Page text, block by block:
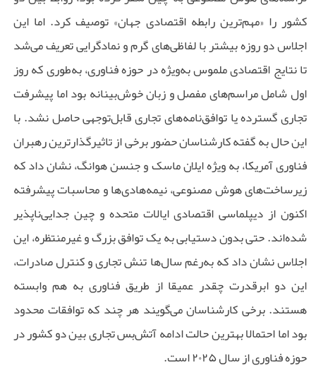
کشور را «مهم‌ترین رابطه اقتصادی جهان» توصیف کرد. اما این
اجلاس دو روزه بیشتر با لفاظی‌های گرم و نمادگرایی تعریف می‌شد
تا نتایج اقتصادی ملموس به‌ویژه در حوزه فناوری، به‌طوری که روز
اول شامل مراسم‌های مفصل و زبان خوش‌بینانه بود اما پیشرفت
تجاری گسترده یا توافق‌نامه‌های تجاری قابل‌توجهی حاصل نشد. با
این حال به گفته کارشناسان حضور برخی از تاثیرگذارترین رهبران
فناوری آمریکا، به ویژه ایلان ماسک و جنسن هوانگ، نشان داد که
زیرساخت‌های هوش مصنوعی، نیمه‌هادی‌ها و محاسبات پیشرفته
اکنون از دیپلماسی اقتصادی ایالات متحده و چین جدایی‌ناپذیر
شده‌اند. حتی بدون دستیابی به یک توافق بزرگ و غیرمنتظره، این
اجلاس نشان داد که به‌رغم سال‌ها تنش تجاری و کنترل صادرات،
این دو ابرقدرت چقدر عمیقا از طریق فناوری به هم وابسته‌
هستند. برخی کارشناسان می‌گویند هر چند که توافقات محدود
بود اما احتمالا بهترین حالت ادامه آتش‌بس تجاری بین دو کشور در
حوزه فناوری از سال ۲۰۲۵ است.